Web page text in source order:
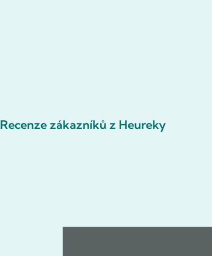
Recenze zákazníků z Heureky